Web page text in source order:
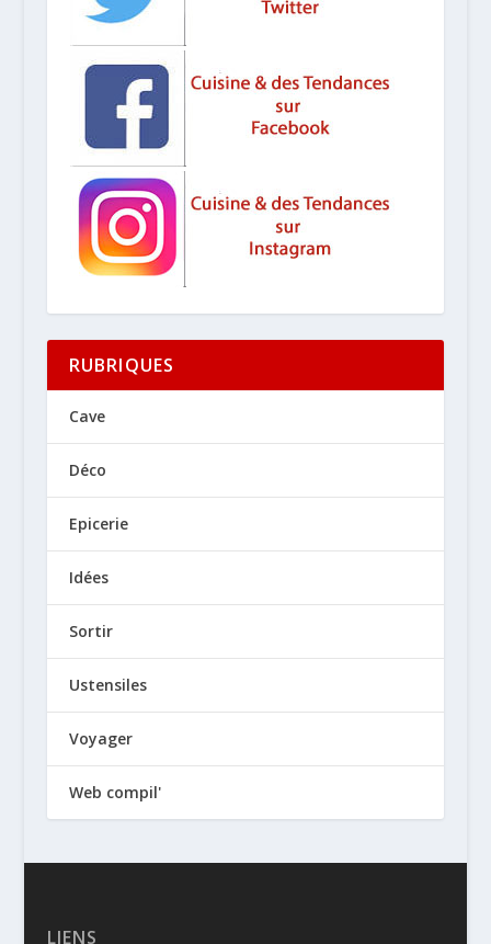
RUBRIQUES
Cave
Déco
Epicerie
Idées
Sortir
Ustensiles
Voyager
Web compil'
LIENS